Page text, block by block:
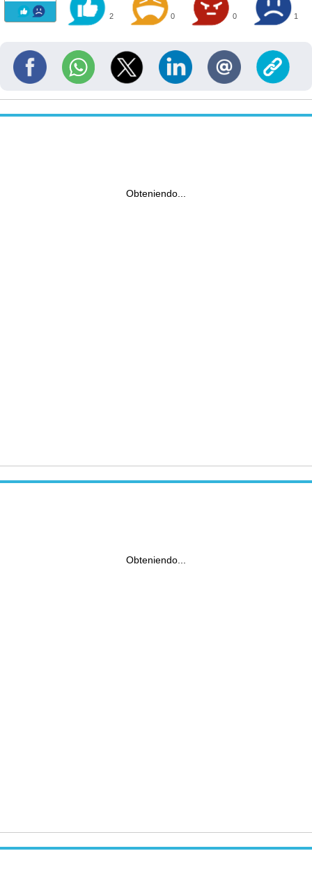
2 0 0 1
Obteniendo...
Obteniendo...